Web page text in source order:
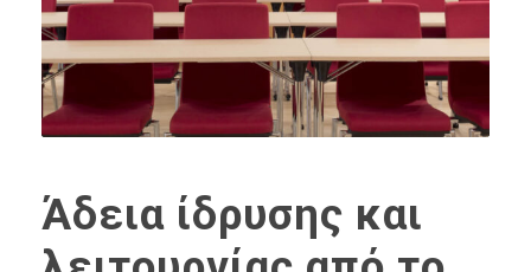
Άδεια ίδρυσης και